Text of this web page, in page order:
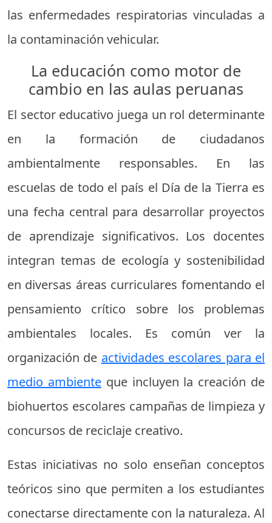
las enfermedades respiratorias vinculadas a
la contaminación vehicular.
La educación como motor de
cambio en las aulas peruanas
El sector educativo juega un rol determinante
en la formación de ciudadanos
ambientalmente responsables. En las
escuelas de todo el país el Día de la Tierra es
una fecha central para desarrollar proyectos
de aprendizaje significativos. Los docentes
integran temas de ecología y sostenibilidad
en diversas áreas curriculares fomentando el
pensamiento crítico sobre los problemas
ambientales locales. Es común ver la
organización de actividades escolares para el
medio ambienteque incluyen la creación de
biohuertos escolares campañas de limpieza y
concursos de reciclaje creativo.
Estas iniciativas no solo enseñan conceptos
teóricos sino que permiten a los estudiantes
conectarse directamente con la naturaleza. Al